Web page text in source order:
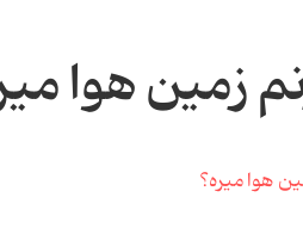
زمین هوا